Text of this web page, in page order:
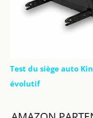
Test du siège auto
évolutif